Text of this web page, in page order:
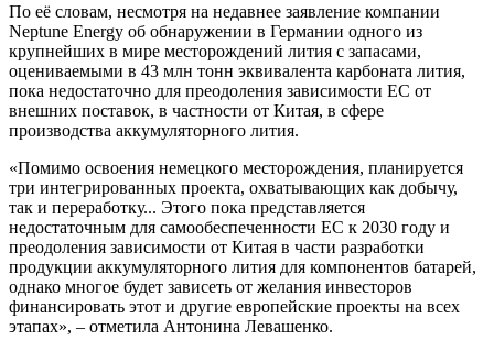
По её словам, несмотря на недавнее заявление компании
Neptune Energy об обнаружении в Германии одного из
крупнейших в мире месторождений лития с запасами,
оцениваемыми в 43 млн тонн эквивалента карбоната лития,
пока недостаточно для преодоления зависимости ЕС от
внешних поставок, в частности от Китая, в сфере
производства аккумуляторного лития.
«Помимо освоения немецкого месторождения, планируется
три интегрированных проекта, охватывающих как добычу,
так и переработку... Этого пока представляется
недостаточным для самообеспеченности ЕС к 2030 году и
преодоления зависимости от Китая в части разработки
продукции аккумуляторного лития для компонентов батарей,
однако многое будет зависеть от желания инвесторов
финансировать этот и другие европейские проекты на всех
этапах», – отметила Антонина Левашенко.